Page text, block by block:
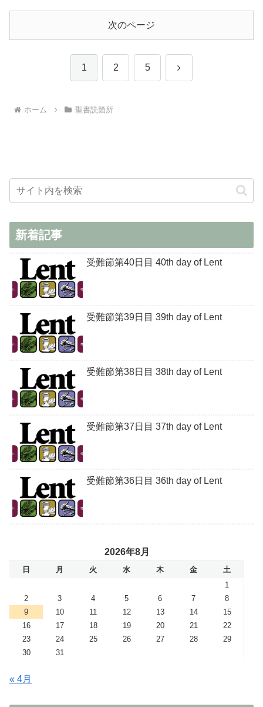
次のページ
1 2 5 次
ホーム 聖書読箇所
新着記事
受難節第40日目 40th day of Lent
受難節第39日目 39th day of Lent
受難節第38日目 38th day of Lent
受難節第37日目 37th day of Lent
受難節第36日目 36th day of Lent
2026年8月
日 月 火 水 木 金
土
1
2
3 4 5 6 7
8
9
10 11 12 13 14
15
16
17 18 19 20 21
22
23
24 25 26 27 28
29
30
31
« 4月